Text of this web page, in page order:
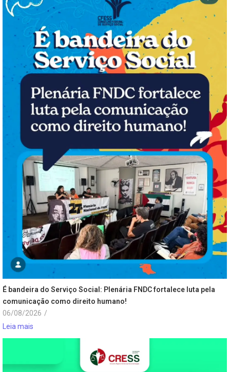
É bandeira do Serviço Social: Plenária FNDC fortalece luta pela
comunicação como direito humano!
06/08/2026 /
Leia mais